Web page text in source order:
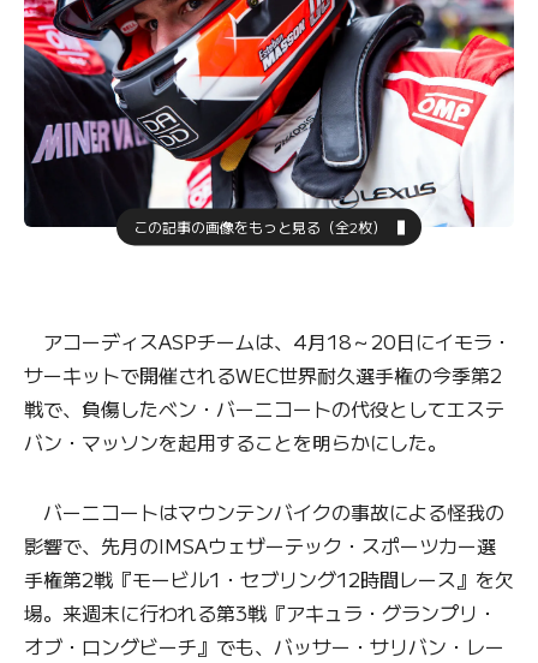
この記事の画像をもっと見る（全2枚）
アコーディスASPチームは、4月18～20日にイモラ・
サーキットで開催されるWEC世界耐久選手権の今季第2
戦で、負傷したベン・バーニコートの代役としてエステ
バン・マッソンを起用することを明らかにした。
バーニコートはマウンテンバイクの事故による怪我の
影響で、先月のIMSAウェザーテック・スポーツカー選
手権第2戦『モービル1・セブリング12時間レース』を欠
場。来週末に行われる第3戦『アキュラ・グランプリ・
オブ・ロングビーチ』でも、バッサー・サリバン・レー